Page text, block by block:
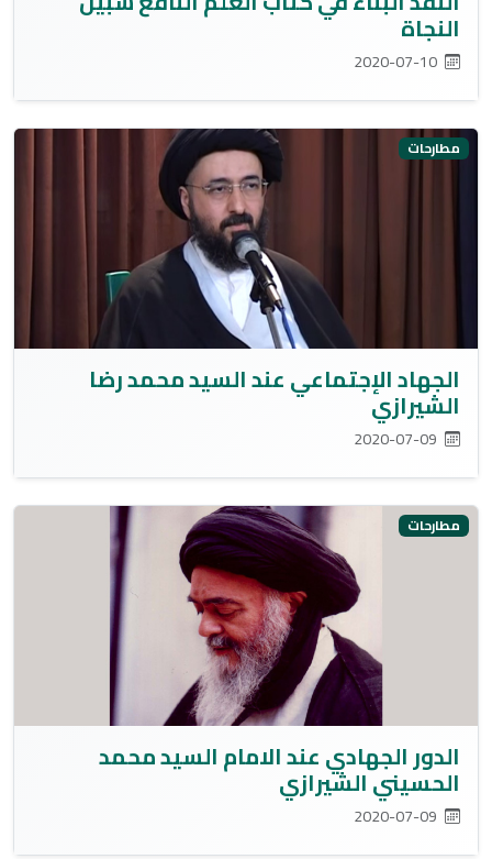
النجاة
مطارحات
الجهاد الإجتماعي عند السيد محمد رضا
الشيرازي
مطارحات
الدور الجهادي عند الامام السيد محمد
الحسيني الشيرازي